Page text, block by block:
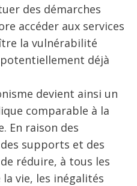
des démarches
accéder aux services
la vulnérabilité
déjà
devient ainsi un
comparable à la
En raison des
supports et des
réduire, à tous les
vie, les inégalités